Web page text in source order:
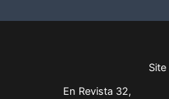
Site
En Revista 32,